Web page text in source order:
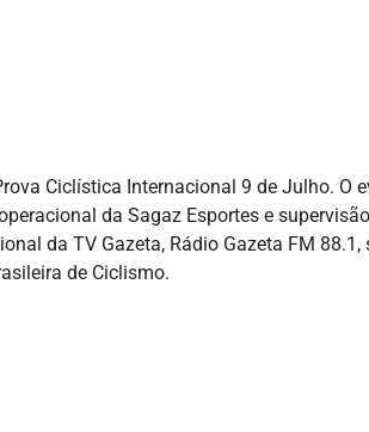
Ciclística Internacional 9 de Julho. O
da Sagaz Esportes e
da TV Gazeta, Rádio Gazeta FM 88.1,
de Ciclismo.